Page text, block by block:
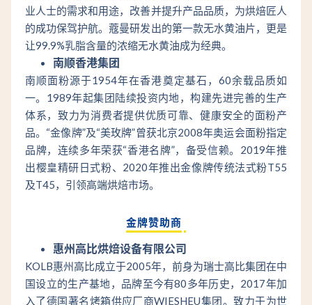
业人士的需求和用途，改善并提升产品品质，为烘焙匠人
的成功保驾护航。蔻曼研发出的第一款无水黄油片，更是
让99.9%乳脂含量的浓缩无水黄油成为经典。
南顺香港集团
南顺面粉源于1954年在香港奠定基石，60余载品质如
一。1989年起集团陆续投资内地，构建先进完善的生产
体系，致力为消费者提供优质可靠、健康安全的面粉产
品。“金像牌”及“美玫牌”曾获北京2008年奥运会面粉指定
品牌，连续多年荣获“香港名牌”，备受信赖。2019年推
出樱皇精研日式粉、2020年推出金像牌传统法式粉T55
及T45，引领高端烘焙市场。
金牌赞助商
惠州高比烘焙设备有限公司
KOLB惠州高比成立于2005年，前身为瑞士高比集团在中
国设立的生产基地，品牌至今有80多年历史，2017年加
入了德国著名烤箱供应厂商WIESHEU集团。致力于为世